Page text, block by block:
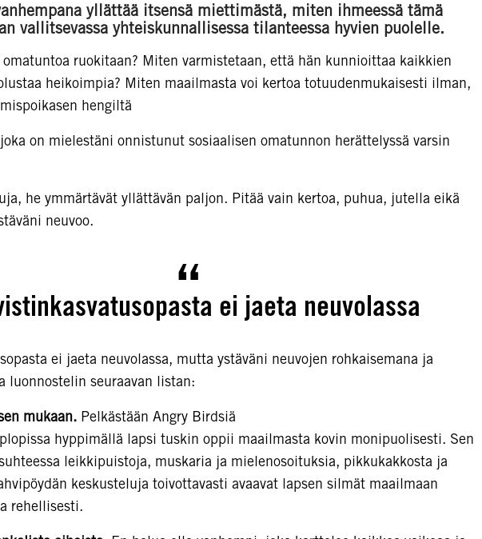
yllättää itsensä miettimästä, miten ihmeessä tämä
vallitsevassa yhteiskunnallisessa tilanteessa hyvien puolelle.
ruokitaan? Miten varmistetaan, että hän kunnioittaa kaikkien
heikoimpia? Miten maailmasta voi kertoa totuudenmukaisesti ilman,
hengiltä
on mielestäni onnistunut sosiaalisen omatunnon herättelyssä varsin
he ymmärtävät yllättävän paljon. Pitää vain kertoa, puhua, jutella eikä
neuvoo.
ei jaeta neuvolassa
ei jaeta neuvolassa, mutta ystäväni neuvojen rohkaisemana ja
luonnostelin seuraavan listan:
mukaan. Pelkästään Angry Birdsiä
hyppimällä lapsi tuskin oppii maailmasta kovin monipuolisesti. Sen
leikkipuistoja, muskaria ja mielenosoituksia, pikkukakkosta ja
keskusteluja toivottavasti avaavat lapsen silmät maailmaan
rehellisesti.